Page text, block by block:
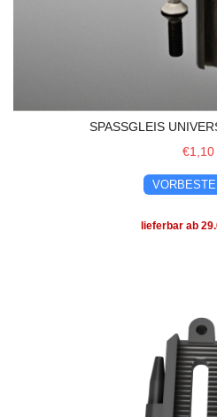
SPASSGLEIS
€1,10
lieferbar ab